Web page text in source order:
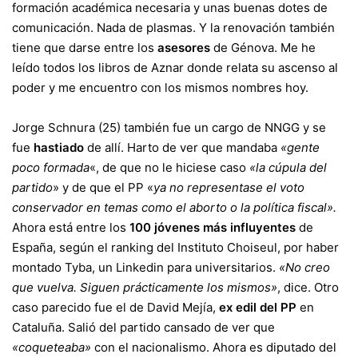
formación académica necesaria y unas buenas dotes de
comunicación. Nada de plasmas. Y la renovación también
tiene que darse entre los asesores de Génova. Me he
leído todos los libros de Aznar donde relata su ascenso al
poder y me encuentro con los mismos nombres hoy.
Jorge Schnura (25) también fue un cargo de NNGG y se
fue hastiado de allí. Harto de ver que mandaba «gente
poco formada«, de que no le hiciese caso «la cúpula del
partido» y de que el PP «ya no representase el voto
conservador en temas como el aborto o la política fiscal».
Ahora está entre los 100 jóvenes más influyentes de
España, según el ranking del Instituto Choiseul, por haber
montado Tyba, un Linkedin para universitarios. «No creo
que vuelva. Siguen prácticamente los mismos», dice. Otro
caso parecido fue el de David Mejía, ex edil del PP en
Cataluña. Salió del partido cansado de ver que
«coqueteaba» con el nacionalismo. Ahora es diputado del